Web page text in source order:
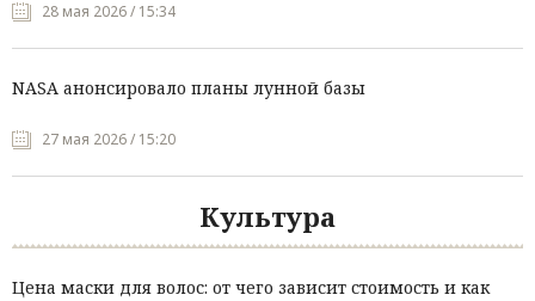
28 мая 2026 / 15:34
NASA анонсировало планы лунной базы
27 мая 2026 / 15:20
Культура
Цена маски для волос: от чего зависит стоимость и как